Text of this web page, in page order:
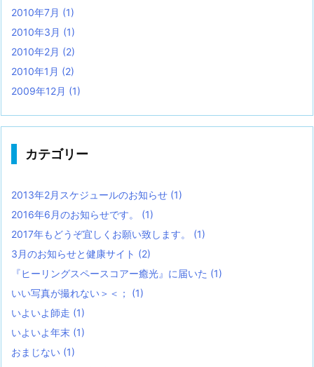
2010年7月 (1)
2010年3月 (1)
2010年2月 (2)
2010年1月 (2)
2009年12月 (1)
カテゴリー
2013年2月スケジュールのお知らせ (1)
2016年6月のお知らせです。 (1)
2017年もどうぞ宜しくお願い致します。 (1)
3月のお知らせと健康サイト (2)
『ヒーリングスペースコアー癒光』に届いた (1)
いい写真が撮れない＞＜； (1)
いよいよ師走 (1)
いよいよ年末 (1)
おまじない (1)